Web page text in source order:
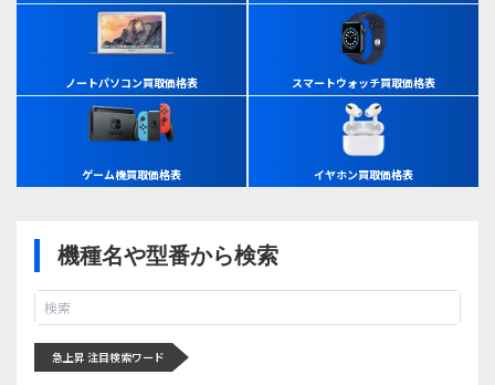
ノートパソコン買取価格表 スマートウォッチ買取価格表
ゲーム機買取価格表 イヤホン買取価格表
機種名や型番から検索
急上昇 注目検索ワード